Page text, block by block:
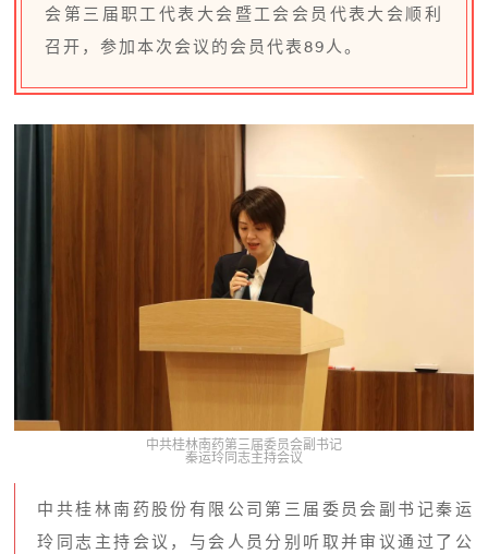
会第三届职工代表大会暨工会会员代表大会顺利
召开，参加本次会议的会员代表89人。
中共桂林南药第三届委员会副书记
秦运玲同志主持会议
中共桂林南药股份有限公司第三届委员会副书记秦运
玲同志主持会议，与会人员分别听取并审议通过了公